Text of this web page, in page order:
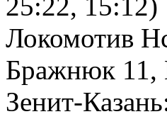
Локомотив
Бражнюк 11,
Зенит-